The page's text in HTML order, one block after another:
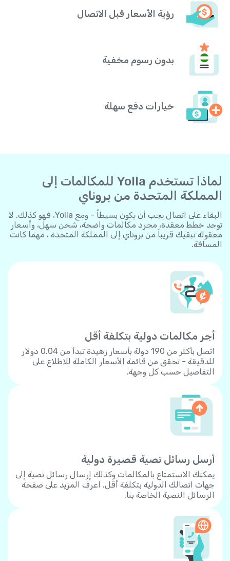
رؤية الأسعار قبل الاتصال
بدون رسوم مخفية
خيارات دفع سهلة
لماذا تستخدم Yolla للمكالمات إلى
المملكة المتحدة من بروناي
البقاء على اتصال يجب أن يكون بسيطاً - ومع Yolla، فهو كذلك. لا
توجد خطط معقدة، مجرد مكالمات واضحة، شحن سهل، وأسعار
معقولة تبقيك قريباً من بروناي إلى المملكة المتحدة ، مهما كانت
المسافة.
أجر مكالمات دولية بتكلفة أقل
اتصل بأكثر من 190 دولة بأسعار زهيدة تبدأ من 0.04 دولار
للدقيقة - تحقق من قائمة الأسعار الكاملة للاطلاع على
التفاصيل حسب كل وجهة.
أرسل رسائل نصية قصيرة دولية
يمكنك الاستمتاع بالمكالمات وكذلك إرسال رسائل نصية إلى
جهات اتصالك الدولية بتكلفة أقل. اعرف المزيد على صفحة
الرسائل النصية الخاصة بنا.